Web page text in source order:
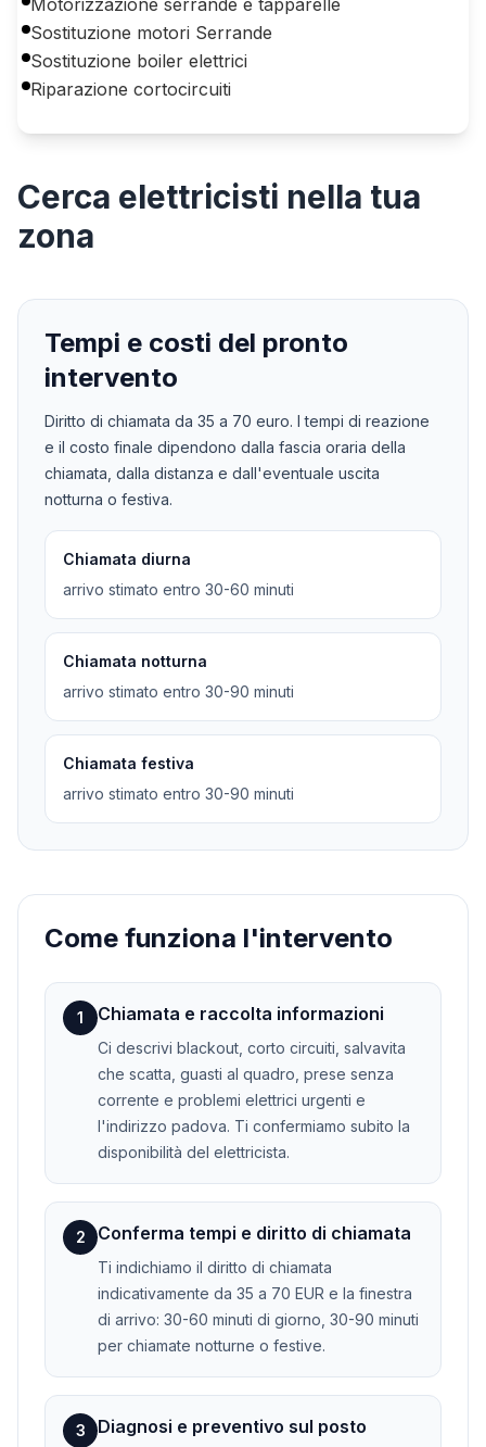
Sostituzione motori Serrande
Sostituzione boiler elettrici
Riparazione cortocircuiti
Cerca elettricisti nella tua
zona
Tempi e costi del pronto
intervento
Diritto di chiamata da 35 a 70 euro. I tempi di reazione
e il costo finale dipendono dalla fascia oraria della
chiamata, dalla distanza e dall'eventuale uscita
notturna o festiva.
Chiamata diurna
arrivo stimato entro 30-60 minuti
Chiamata notturna
arrivo stimato entro 30-90 minuti
Chiamata festiva
arrivo stimato entro 30-90 minuti
Come funziona l'intervento
1 Chiamata e raccolta informazioni
Ci descrivi blackout, corto circuiti, salvavita
che scatta, guasti al quadro, prese senza
corrente e problemi elettrici urgenti e
l'indirizzo padova. Ti confermiamo subito la
disponibilità del elettricista.
2 Conferma tempi e diritto di chiamata
Ti indichiamo il diritto di chiamata
indicativamente da 35 a 70 EUR e la finestra
di arrivo: 30-60 minuti di giorno, 30-90 minuti
per chiamate notturne o festive.
3 Diagnosi e preventivo sul posto